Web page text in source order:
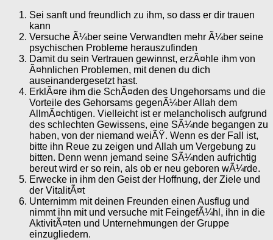
Sei sanft und freundlich zu ihm, so dass er dir trauen
kann
Versuche Ã¼ber seine Verwandten mehr Ã¼ber seine
psychischen Probleme herauszufinden
Damit du sein Vertrauen gewinnst, erzÃ¤hle ihm von
Ã¤hnlichen Problemen, mit denen du dich
auseinandergesetzt hast.
ErklÃ¤re ihm die SchÃ¤den des Ungehorsams und die
Vorteile des Gehorsams gegenÃ¼ber Allah dem
AllmÃ¤chtigen. Vielleicht ist er melancholisch aufgrund
des schlechten Gewissens, eine SÃ¼nde begangen zu
haben, von der niemand weiÃŸ. Wenn es der Fall ist,
bitte ihn Reue zu zeigen und Allah um Vergebung zu
bitten. Denn wenn jemand seine SÃ¼nden aufrichtig
bereut wird er so rein, als ob er neu geboren wÃ¼rde.
Erwecke in ihm den Geist der Hoffnung, der Ziele und
der VitalitÃ¤t
Unternimm mit deinen Freunden einen Ausflug und
nimmt ihn mit und versuche mit FeingefÃ¼hl, ihn in die
AktivitÃ¤ten und Unternehmungen der Gruppe
einzugliedern.